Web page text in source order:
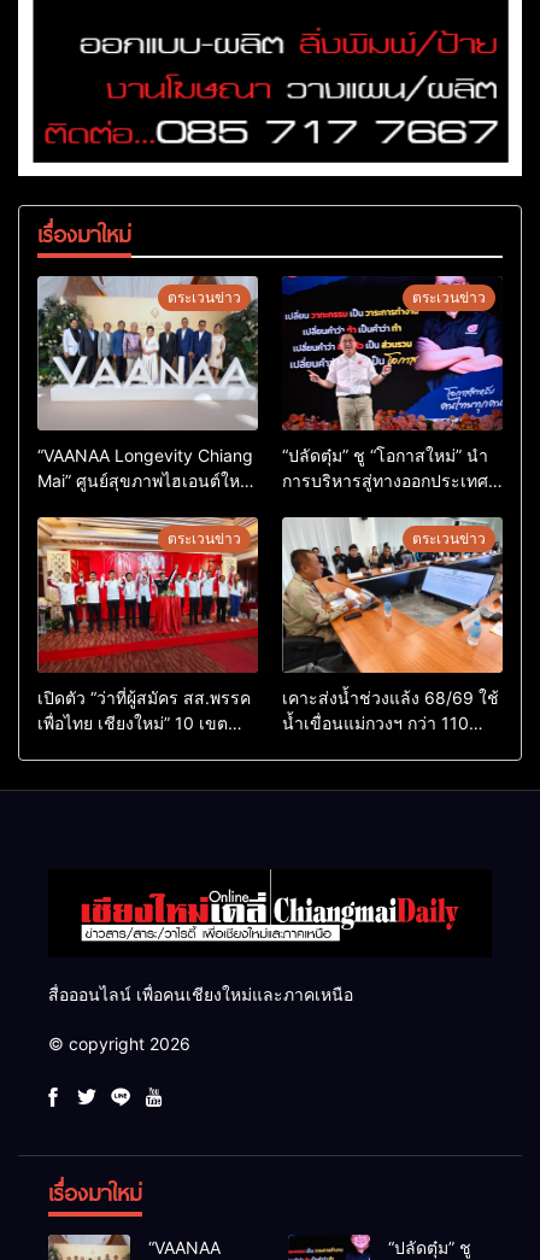
เรื่องมาใหม่
ตระเวนข่าว
“VAANAA Longevity Chiang
Mai” ศูนย์สุขภาพไฮเอนต์ใหญ่
ตระเวนข่าว
“ปลัดตุ๋ม” ชู “โอกาสใหม่” นำ
การบริหารสู่ทางออกประเทศ
ตระเวนข่าว
เปิดตัว “ว่าที่ผู้สมัคร สส.พรรค
เพื่อไทย เชียงใหม่” 10 เขต
ตระเวนข่าว
เคาะส่งน้ำช่วงแล้ง 68/69 ใช้
น้ำเขื่อนแม่กวงฯ กว่า 110
สื่อออนไลน์ เพื่อคนเชียงใหม่และภาคเหนือ
© copyright 2026
เรื่องมาใหม่
“VAANAA “ปลัดตุ๋ม” ชู